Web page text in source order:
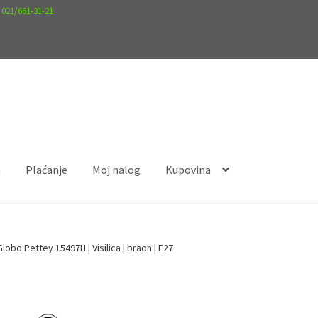
021/661-31-21
Plaćanje Moj nalog Kupovina
Pettey 15497H | Visilica | braon | E27